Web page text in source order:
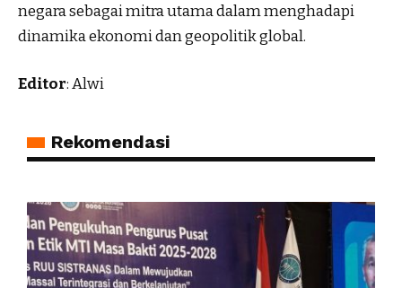
negara sebagai mitra utama dalam menghadapi
dinamika ekonomi dan geopolitik global.
Editor: Alwi
Rekomendasi